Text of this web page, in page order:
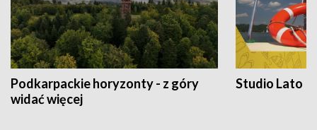
Podkarpackie horyzonty - z góry
widać więcej
Studio Lato